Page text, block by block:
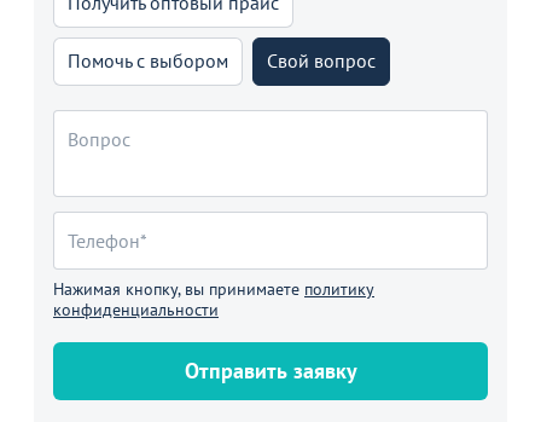
Помочь с выбором Свой вопрос
Нажимая кнопку, вы принимаете политику
конфиденциальности
Отправить заявку